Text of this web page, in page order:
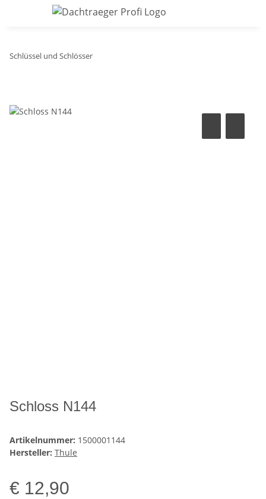
Schlüssel und Schlösser
Schloss N144
Artikelnummer: 1500001144
Hersteller: Thule
€ 12,90